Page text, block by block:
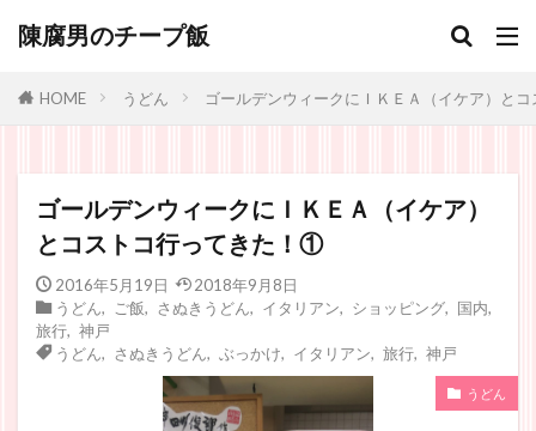
陳腐男のチープ飯
HOME うどん ゴールデンウィークにＩＫＥＡ（イケア）と
ゴールデンウィークにＩＫＥＡ（イケア）
とコストコ行ってきた！①
2016年5月19日
2018年9月8日
うどん
ご飯 さぬきうどん イタリアン ショッピング, 国内
旅行
神戸
うどん
さぬきうどん ぶっかけ イタリアン 旅行, 神戸
うどん